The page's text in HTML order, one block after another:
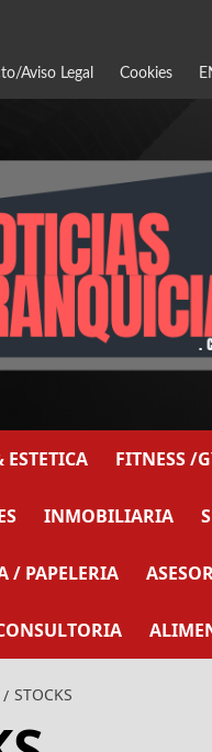
Aviso Legal Cookies
ESTETICA FITNESS /
INMOBILIARIA
/ PAPELERIA
STOCKS